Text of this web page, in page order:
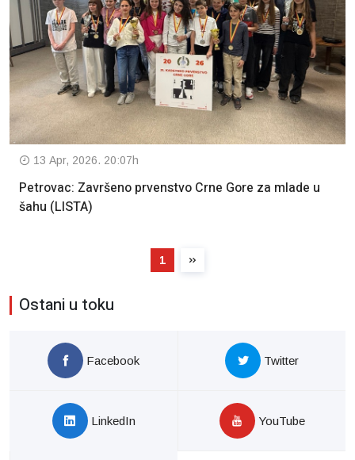
13 Apr, 2026. 20:07h
Petrovac: Završeno prvenstvo Crne Gore za mlade u
šahu (LISTA)
1
Ostani u toku
Facebook Twitter
LinkedIn YouTube